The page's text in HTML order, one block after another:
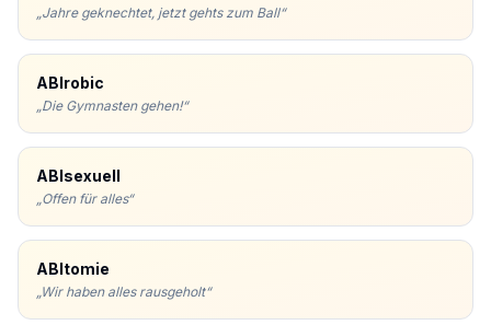
„Jahre geknechtet, jetzt gehts zum Ball“
ABIrobic
„Die Gymnasten gehen!“
ABIsexuell
„Offen für alles“
ABItomie
„Wir haben alles rausgeholt“